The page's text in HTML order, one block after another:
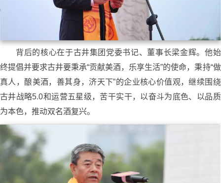
背后的核心在于古井集团党委书记、董事长梁金辉。他始
终提倡并要求古井要秉承“贡献美酒，乐享生活”的使命，秉持“做
真人，酿美酒，善其身，济天下”的企业核心价值观，继续围绕
古井战略5.0和运营五星级，苦干实干，以奋斗为底色、以品质
为本色，推动双名酒复兴。